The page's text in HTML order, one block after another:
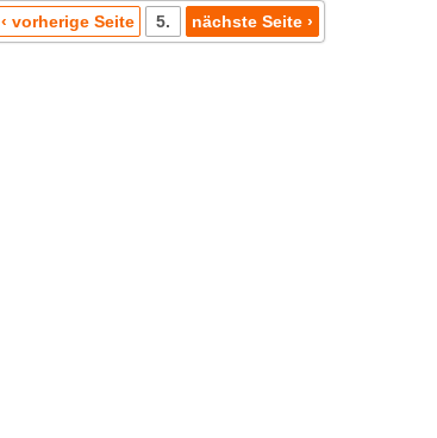
‹ vorherige Seite 5. nächste Seite ›